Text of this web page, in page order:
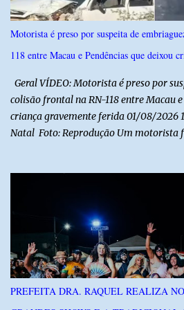
Motorista é preso por suspeita de
118 entre Macau e Pendências que deixou
Geral VÍDEO: Motorista é preso por
colisão frontal na RN-118 entre Macau
criança gravemente ferida 01/08/2026
Natal Foto: Reprodução Um motorista
Um dos condutores apresentava
ao Hospital Regional Tarcísio Maia, em
flagrante. O exame pericial para
organismo está em andamento. No
funcionários da Caern que seguiam
motorista e uma mulher sofreram
PREFEITA DRA. RAQUEL REALIZA